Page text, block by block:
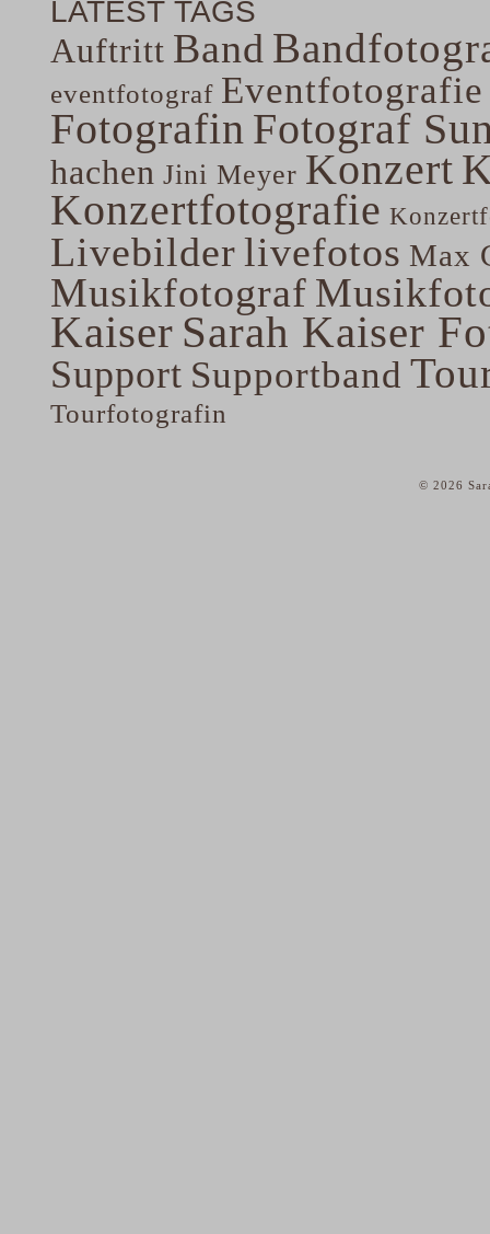
LATEST TAGS
Auftritt Band
eventfotograf Eventfotografie
Fotografin Fotograf
hachen Jini Meyer Konzert
Konzertfotografie
Livebilderlivefotos Max
Musikfotograf
Kaiser Sarah Kaiser
Support Supportband
Tourfotografin
© 2026